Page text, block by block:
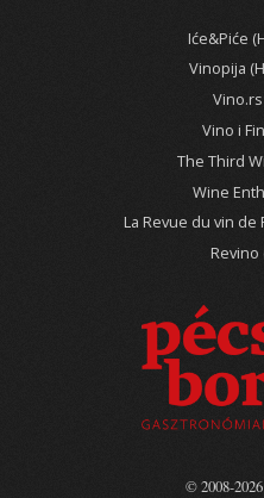
Iće&Piće
Vinopija
Vino i
The Third
Wine
La Revue du vin de
Revino
© 2008-